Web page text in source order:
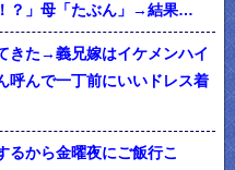
？」母「たぶん」→結果…
きた→義兄嫁はイケメンハイ
呼んで一丁前にいいドレス着
るから金曜夜にご飯行こ